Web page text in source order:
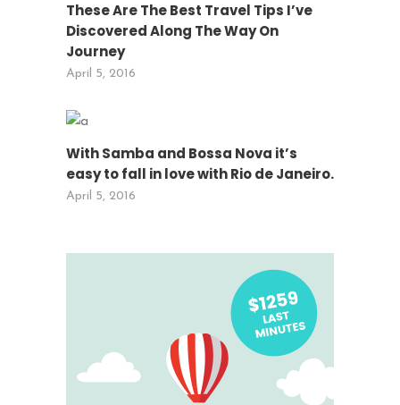
These Are The Best Travel Tips I’ve
Discovered Along The Way On
Journey
April 5, 2016
With Samba and Bossa Nova it’s
easy to fall in love with Rio de Janeiro.
April 5, 2016